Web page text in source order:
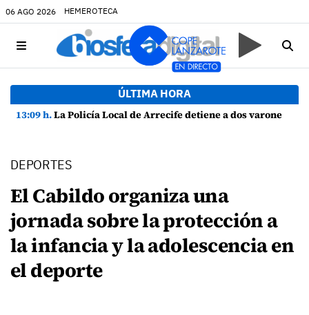
06 AGO 2026 HEMEROTECA
ÚLTIMA HORA
13:09 h.La Policía Local de Arrecife detiene a dos varones por altercado y amenazas con arma blanca
DEPORTES
El Cabildo organiza una
jornada sobre la protección a
la infancia y la adolescencia en
el deporte